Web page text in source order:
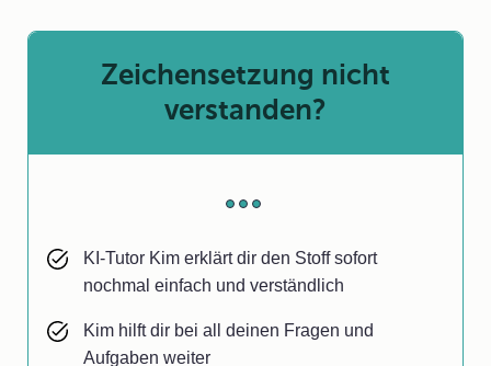
Zeichensetzung nicht
verstanden?
KI-Tutor Kim erklärt dir den Stoff sofort
nochmal einfach und verständlich
Kim hilft dir bei all deinen Fragen und
Aufgaben weiter